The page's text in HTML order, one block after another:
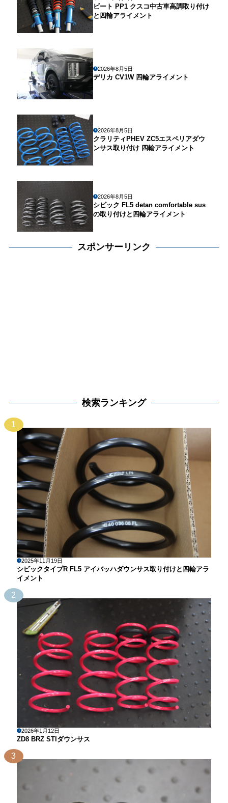
ビート PP1 クスコ中古車高調取り付け
と四輪アライメント
2026年8月5日
デリカ CV1W 四輪アライメント
2026年8月5日
クラリティPHEV ZC5エスペリアダウ
ンサス取り付け 四輪アライメント
2026年8月5日
シビック FL5 detan comfortable sus
の取り付けと四輪アライメント
スポンサーリンク
検索ランキング
1
2025年11月19日
シビックタイプR FL5 アイバッハダウンサス取り付けと四輪アラ
イメント
2
2026年1月12日
ZD8 BRZ STIダウンサス
3